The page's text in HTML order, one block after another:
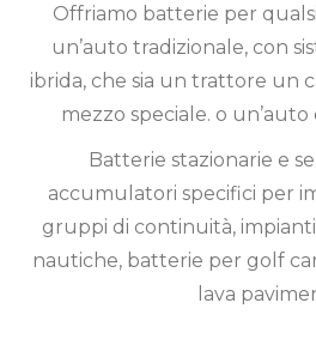
Offriamo batterie per
un’auto tradizionale, con
ibrida, che sia un trattore un
mezzo speciale. o un’auto
Batterie stazionarie e
accumulatori specifici per
gruppi di continuità,
nautiche, batterie per golf
lava